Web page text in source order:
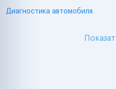
Диагностика автомобиля